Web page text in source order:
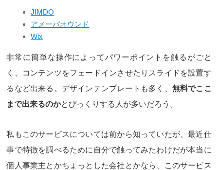
JIMDO
アメーバオウンド
Wix
非常に簡単な操作によってパワーポイントを触るがごと
く、コンテンツをフェードインさせたりスライドを設置す
るなど出来る。デザインテンプレートも多く、 無料でここ
まで出来るのかとびっくりする人が多いだろう。
私もこのサービスについては前から知っていたが、最近仕
事で特徴を調べるために自分で触ってみたわけだが本当に
個人事業主とかちょっとした会社とかなら、このサービス